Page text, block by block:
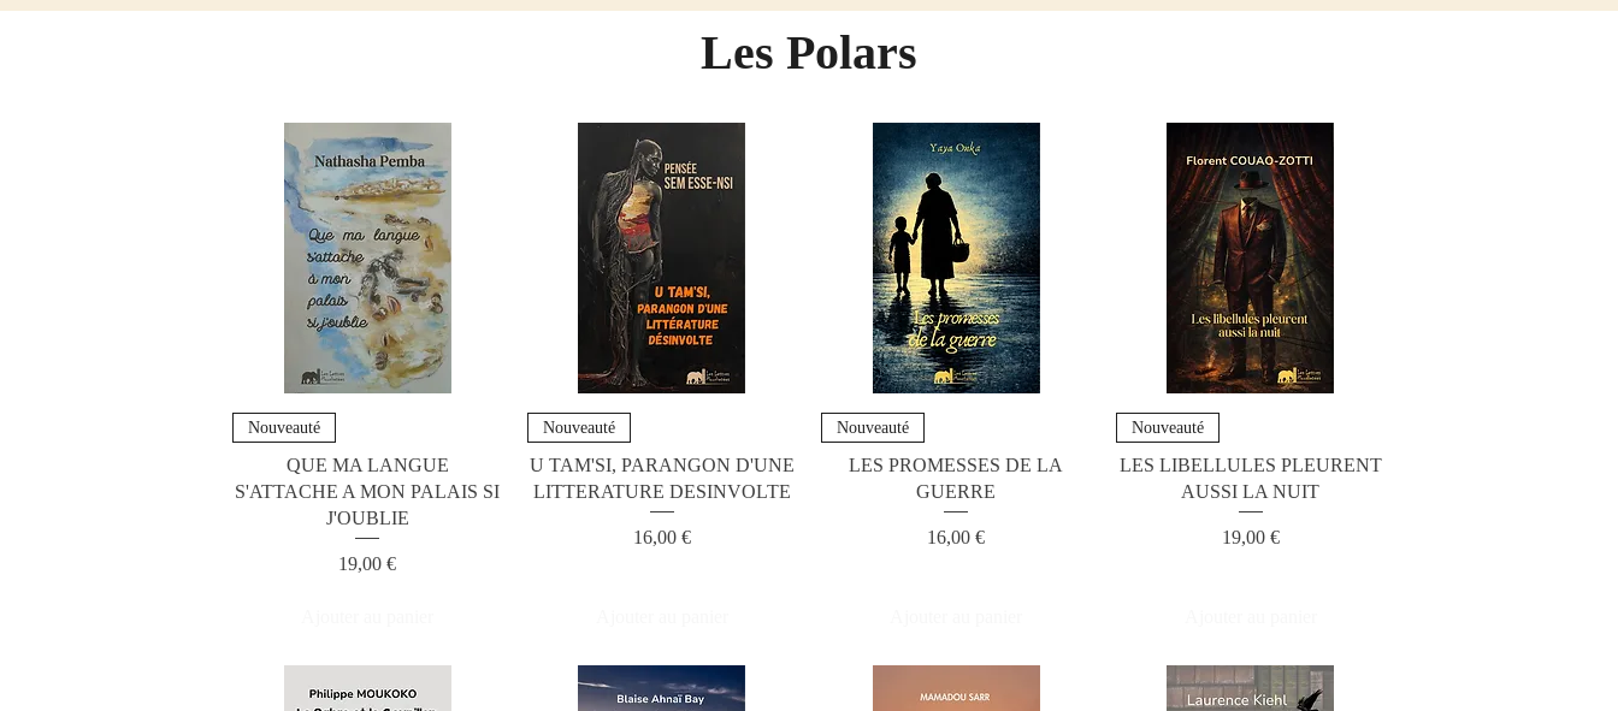
Les Polars
Nouveauté
QUE MA LANGUE
S'ATTACHE A MON PALAIS SI
J'OUBLIE
Prix
19,00 €
Nouveauté
U TAM'SI, PARANGON D'UNE
LITTERATURE DESINVOLTE
Prix
16,00 €
Nouveauté
LES PROMESSES DE LA
GUERRE
Prix
16,00 €
Nouveauté
LES LIBELLULES PLEURENT
AUSSI LA NUIT
Prix
19,00 €